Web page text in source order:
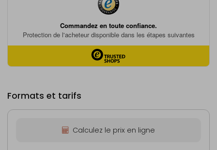
Formats et tarifs
Calculez le prix en ligne